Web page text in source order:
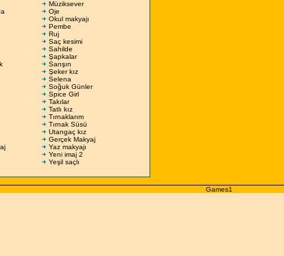
Müziksever
Oje
Okul makyajı
Pembe
Ruj
Saç kesimi
Sahilde
Şapkalar
Sarışın
Şeker kız
Selena
Soğuk Günler
Spice Girl
Takılar
Tatlı kız
Tırnaklarım
Tırnak Süsü
Utangaç kız
Gerçek Makyaj
Yaz makyajı
Yeni imaj 2
Yeşil saçlı
Games1